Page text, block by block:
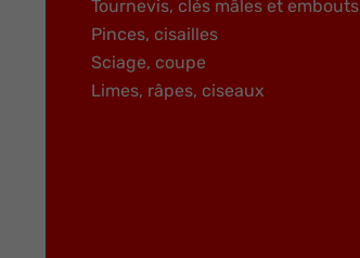
Tournevis, clés mâles et embouts
Pinces, cisailles
Sciage, coupe
Limes, râpes, ciseaux